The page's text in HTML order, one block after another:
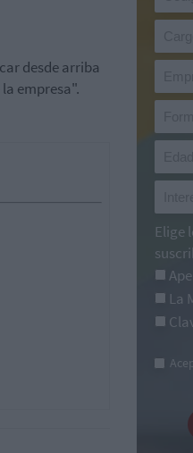
desde arriba
empresa".
Elige
La